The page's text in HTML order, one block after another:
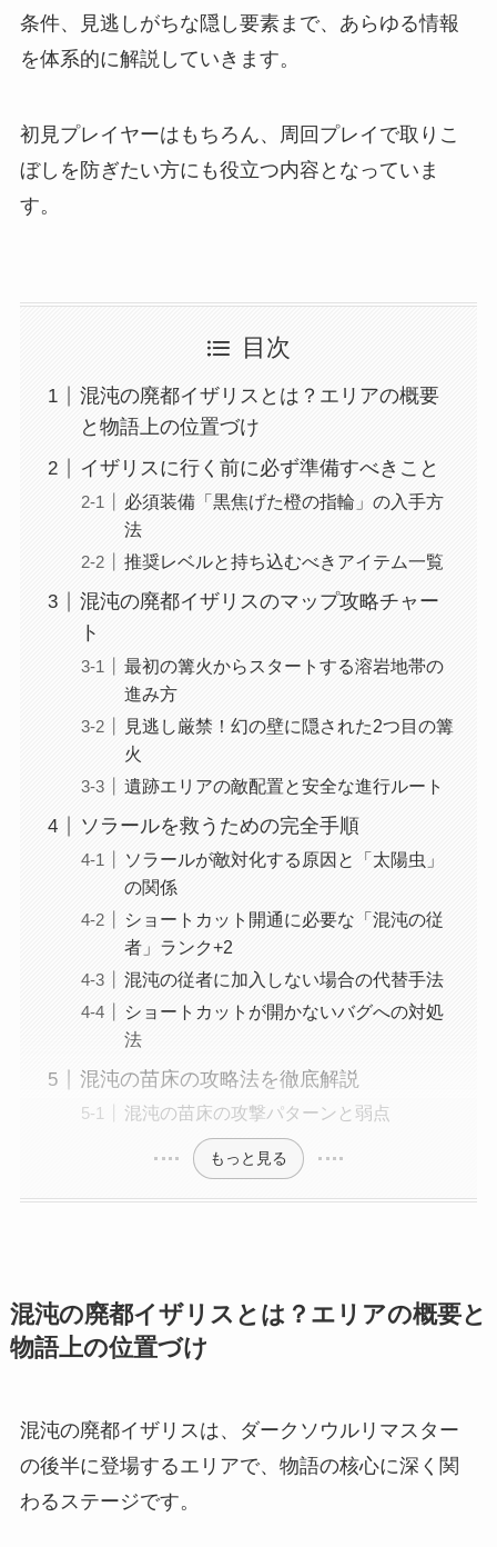
条件、見逃しがちな隠し要素まで、あらゆる情報
を体系的に解説していきます。
初見プレイヤーはもちろん、周回プレイで取りこ
ぼしを防ぎたい方にも役立つ内容となっていま
す。
目次
混沌の廃都イザリスとは？エリアの概要
と物語上の位置づけ
イザリスに行く前に必ず準備すべきこと
必須装備「黒焦げた橙の指輪」の入手方
法
推奨レベルと持ち込むべきアイテム一覧
混沌の廃都イザリスのマップ攻略チャー
ト
最初の篝火からスタートする溶岩地帯の
進み方
見逃し厳禁！幻の壁に隠された2つ目の篝
火
遺跡エリアの敵配置と安全な進行ルート
ソラールを救うための完全手順
ソラールが敵対化する原因と「太陽虫」
の関係
ショートカット開通に必要な「混沌の従
者」ランク+2
混沌の従者に加入しない場合の代替手法
ショートカットが開かないバグへの対処
法
混沌の苗床の攻略法を徹底解説
混沌の苗床の攻撃パターンと弱点
もっと見る
混沌の廃都イザリスとは？エリアの概要と
物語上の位置づけ
混沌の廃都イザリスは、ダークソウルリマスター
の後半に登場するエリアで、物語の核心に深く関
わるステージです。